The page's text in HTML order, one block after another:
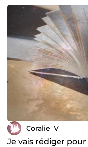
Coralie_V
Je vais rédiger